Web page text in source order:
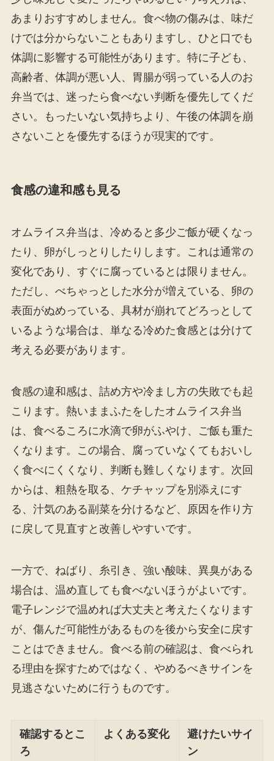
あまりおすすめしません。食べ物の傷みは、味だ
けでは分からないこともありますし、ひと口でも
体調に影響する可能性があります。特に子ども、
高齢者、体調が悪い人、胃腸が弱っている人のお
弁当では、迷ったら食べない判断を優先してくだ
さい。もったいない気持ちより、午後の体調を崩
さないことを優先するほうが現実的です。
食感の違和感も見る
オムライス弁当は、冷めると多少ご飯が硬くなっ
たり、卵がしっとりしたりします。これは通常の
変化であり、すぐに腐っているとは限りません。
ただし、べちゃっとした水分が増えている、卵の
表面がぬめっている、具材が崩れてどろっとして
いるような場合は、単なる冷めた食感とは分けて
考える必要があります。
食感の違和感は、詰め方や冷まし方の失敗でも起
こります。熱いままふたをしたオムライス弁当
は、食べるころに水滴で卵がふやけ、ご飯も重た
くなります。この場合、腐っていなくてもおいし
く食べにくくなり、判断も難しくなります。次回
からは、粗熱を取る、ケチャップを別添えにす
る、汁気のある副菜を分けるなど、原因を作り方
に戻して見直すと改善しやすいです。
一方で、ねばり、糸引き、強い酸味、異臭がある
場合は、温め直しても食べないほうがよいです。
電子レンジで温めれば大丈夫と考えたくなります
が、傷んだ可能性があるものを後から安全に戻す
ことはできません。食べる前の確認は、食べられ
る理由を探すためではなく、やめるべきサインを
見逃さないために行うものです。
確認するとこ
ろ
よくある変化
避けたいサイ
ン